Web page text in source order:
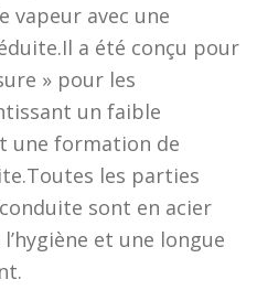
vapeur avec une
a été conçu pour
» pour les
un faible
une formation de
les parties
sont en acier
et une longue